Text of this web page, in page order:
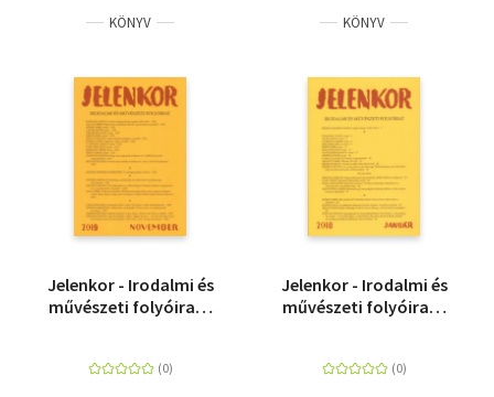
KÖNYV
Jelenkor - Irodalmi és
művészeti folyóirat -
KÖNYV
Jelenkor - Irodalmi és
művészeti folyóirat -